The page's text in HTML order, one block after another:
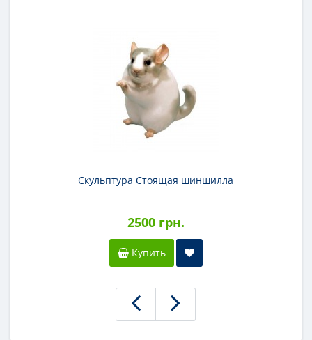
Скульптура Стоящая шиншилла
2500 грн.
Купить